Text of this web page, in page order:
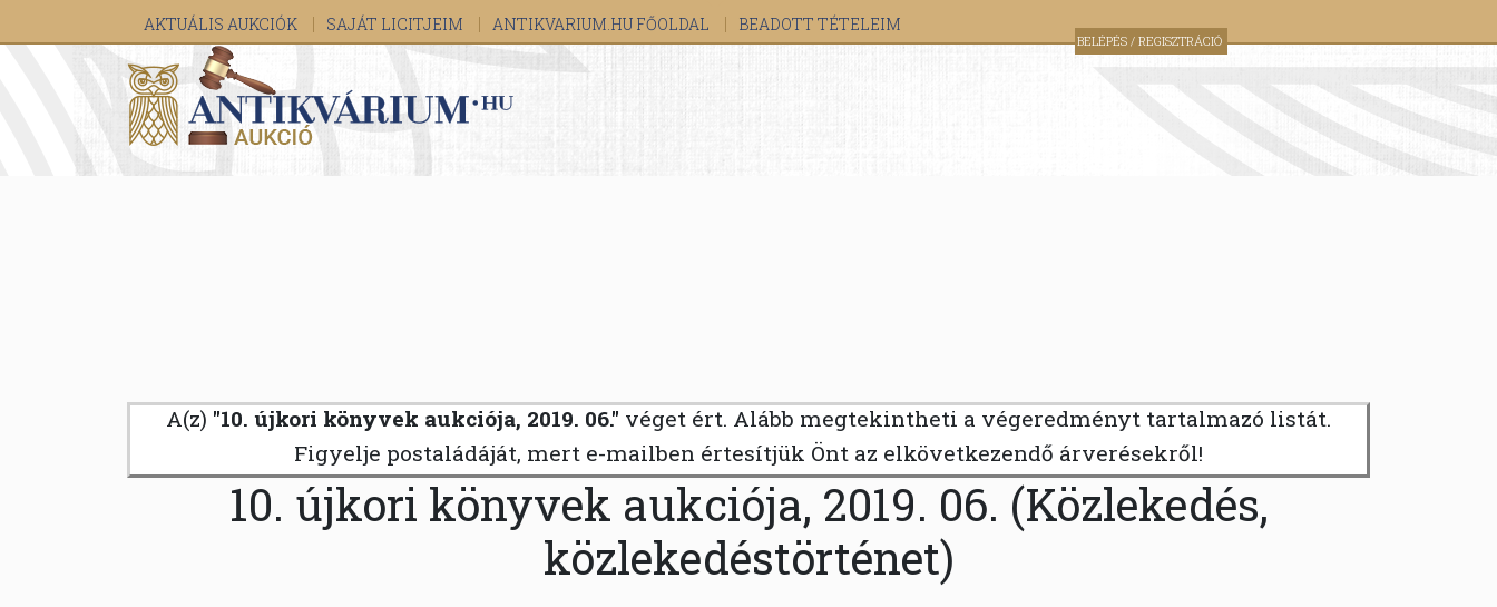
AKTUÁLIS AUKCIÓK SAJÁT LICITJEIM ANTIKVARIUM.HU FŐOLDAL BEADOTT TÉTELEIM
BELÉPÉS / REGISZTRÁCIÓ
A(z) "10. újkori könyvek aukciója, 2019. 06." véget ért. Alább megtekintheti a végeredményt tartalmazó listát.
Figyelje postaládáját, mert e-mailben értesítjük Önt az elkövetkezendő árverésekről!
10. újkori könyvek aukciója, 2019. 06. (Közlekedés,
közlekedéstörténet)